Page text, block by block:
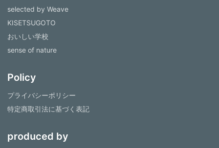
selected by Weave
KISETSUGOTO
おいしい学校
sense of nature
Policy
プライバシーポリシー
特定商取引法に基づく表記
produced by